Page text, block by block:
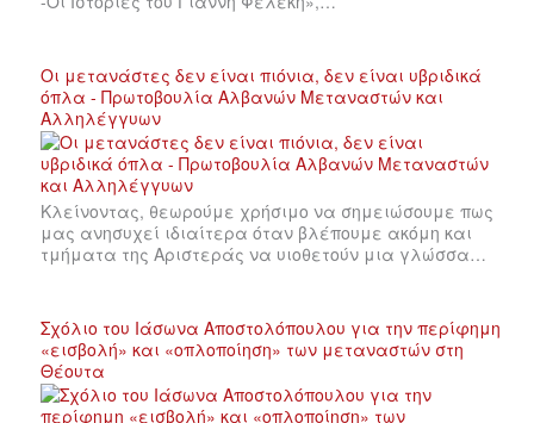
Οι μετανάστες δεν είναι πιόνια, δεν είναι υβριδικά
όπλα - Πρωτοβουλία Αλβανών Μεταναστών και
Αλληλέγγυων
Κλείνοντας, θεωρούμε χρήσιμο να σημειώσουμε πως
μας ανησυχεί ιδιαίτερα όταν βλέπουμε ακόμη και
τμήματα της Αριστεράς να υιοθετούν μια γλώσσα…
Σχόλιο του Ιάσωνα Αποστολόπουλου για την περίφημη
«εισβολή» και «οπλοποίηση» των μεταναστών στη
Θέουτα